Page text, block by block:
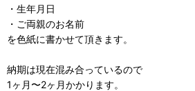
・生年月日
・ご両親のお名前
を色紙に書かせて頂きます。
納期は現在混み合っているので
1ヶ月〜2ヶ月かかります。